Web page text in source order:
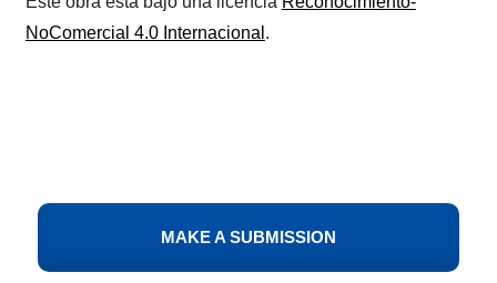
NoComercial 4.0 Internacional .
MAKE A SUBMISSION